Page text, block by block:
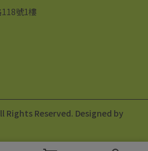
號1樓
Rights Reserved. Designed by